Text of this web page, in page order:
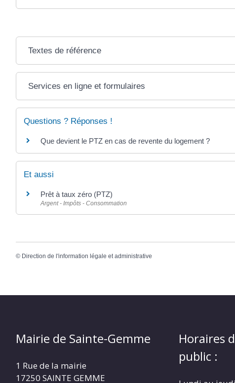
Textes de référence
Services en ligne et formulaires
Questions ? Réponses !
Que devient le PTZ en cas de revente du logement ?
Et aussi
Prêt à taux zéro (PTZ)
Argent - Impôts - Consommation
© Direction de l'information légale et administrative
Mairie de Sainte-Gemme
1 Rue de la mairie
17250 SAINTE GEMME
Horaires
public :